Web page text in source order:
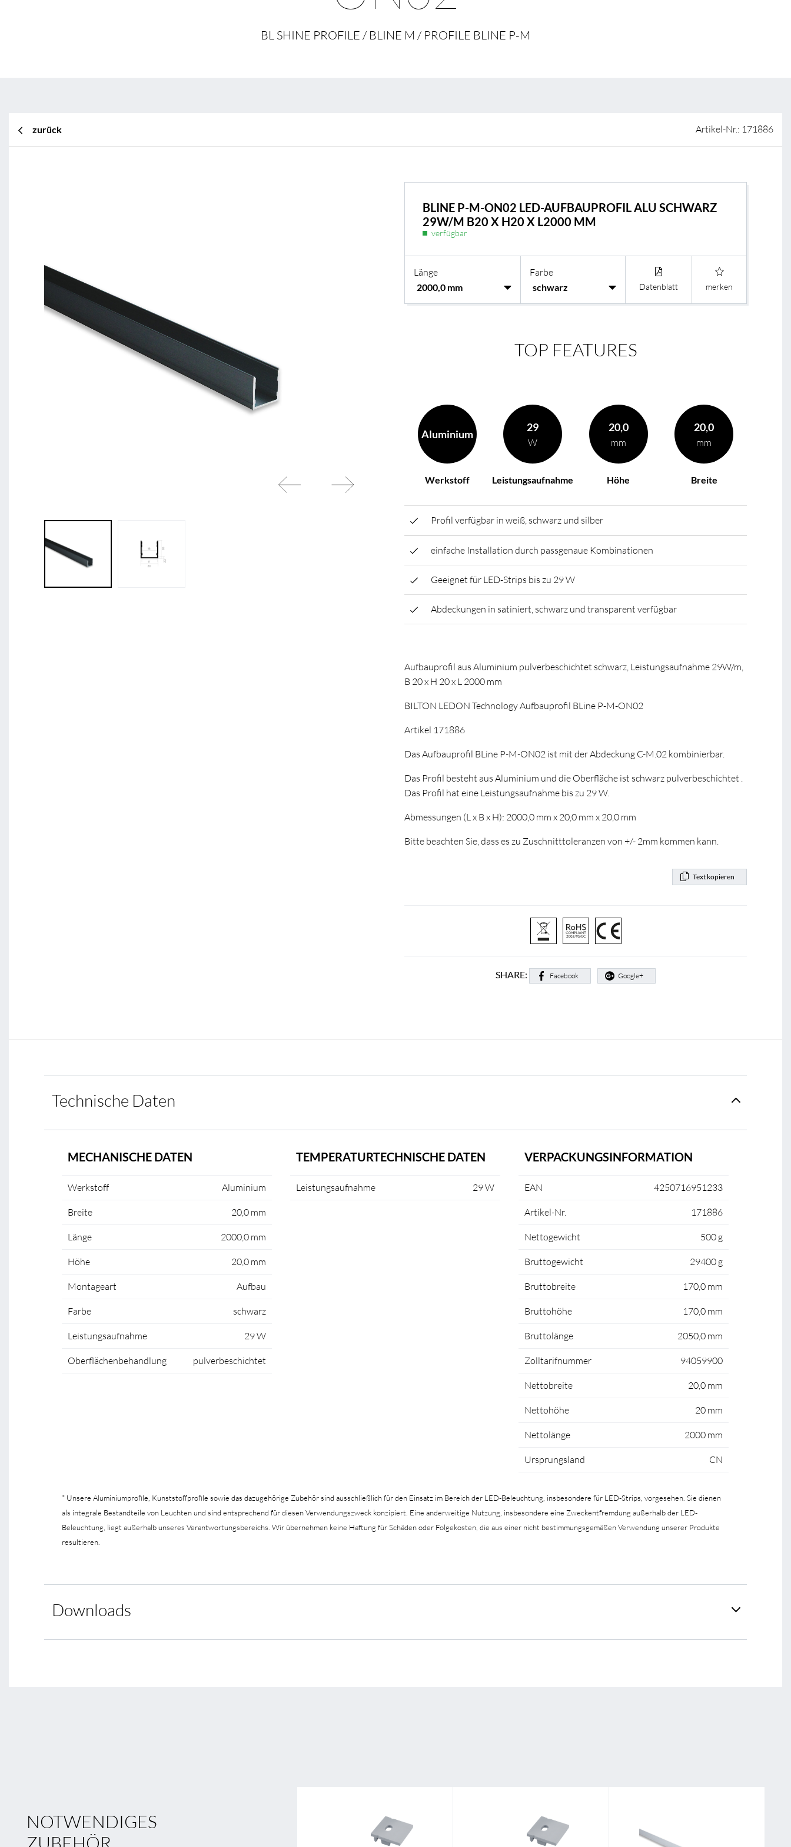
BL Shine XConfig - Sie stellen Ihr Produkt nach Ihren Wünschen zusammen
BL Netzteile Basic
BL Netzteile Dimmbar
BL SHINE PROFILE / BLINE M / PROFILE BLINE P-M
zurück Artikel-Nr.: 171886
BLINE P-M-ON02 LED-AUFBAUPROFIL ALU SCHWARZ
29W/M B20 X H20 X L2000 MM
verfügbar
Länge Farbe
Datenblatt merken
TOP FEATURES
Aluminium
Werkstoff
29
W
Leistungsaufnahme
20,0
mm
Höhe
20,0
mm
Breite
Profil verfügbar in weiß, schwarz und silber
einfache Installation durch passgenaue Kombinationen
Geeignet für LED-Strips bis zu 29 W
Abdeckungen in satiniert, schwarz und transparent verfügbar
Aufbauprofil aus Aluminium pulverbeschichtet schwarz, Leistungsaufnahme 29W/m,
B 20 x H 20 x L 2000 mm
BILTON LEDON Technology Aufbauprofil BLine P-M-ON02
Artikel 171886
Das Aufbauprofil BLine P-M-ON02 ist mit der Abdeckung C-M.02 kombinierbar.
Das Profil besteht aus Aluminium und die Oberfläche ist schwarz pulverbeschichtet .
Das Profil hat eine Leistungsaufnahme bis zu 29 W.
Abmessungen (L x B x H): 2000,0 mm x 20,0 mm x 20,0 mm
Bitte beachten Sie, dass es zu Zuschnitttoleranzen von +/- 2mm kommen kann.
Text kopieren
SHARE: Facebook Google+
Technische Daten
MECHANISCHE DATEN
Werkstoff Aluminium
Breite 20,0 mm
Länge 2000,0 mm
Höhe 20,0 mm
Montageart Aufbau
Farbe schwarz
Leistungsaufnahme 29 W
Oberflächenbehandlung pulverbeschichtet
TEMPERATURTECHNISCHE DATEN
Leistungsaufnahme 29 W
VERPACKUNGSINFORMATION
EAN 4250716951233
Artikel-Nr. 171886
Nettogewicht 500 g
Bruttogewicht 29400 g
Bruttobreite 170,0 mm
Bruttohöhe 170,0 mm
Bruttolänge 2050,0 mm
Zolltarifnummer 94059900
Nettobreite 20,0 mm
Nettohöhe 20 mm
Nettolänge 2000 mm
Ursprungsland CN
* Unsere Aluminiumprofile, Kunststoffprofile sowie das dazugehörige Zubehör sind ausschließlich für den Einsatz im Bereich der LED-Beleuchtung, insbesondere für LED-Strips, vorgesehen. Sie dienen
als integrale Bestandteile von Leuchten und sind entsprechend für diesen Verwendungszweck konzipiert. Eine anderweitige Nutzung, insbesondere eine Zweckentfremdung außerhalb der LED-
Beleuchtung, liegt außerhalb unseres Verantwortungsbereichs. Wir übernehmen keine Haftung für Schäden oder Folgekosten, die aus einer nicht bestimmungsgemäßen Verwendung unserer Produkte
resultieren.
Downloads
NOTWENDIGES
ZUBEHÖR